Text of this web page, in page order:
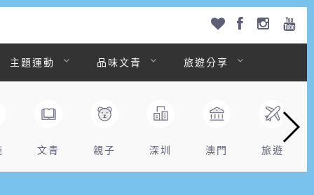
主題運動 品味文青 旅遊分享
文青 親子 深圳 澳門 旅遊